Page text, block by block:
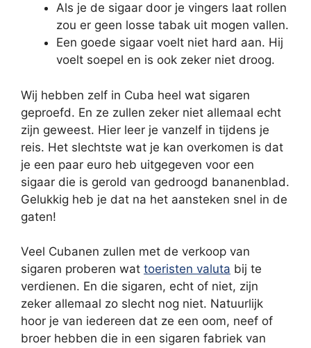
Als je de sigaar door je vingers laat rollen
zou er geen losse tabak uit mogen vallen.
Een goede sigaar voelt niet hard aan. Hij
voelt soepel en is ook zeker niet droog.
Wij hebben zelf in Cuba heel wat sigaren
geproefd. En ze zullen zeker niet allemaal echt
zijn geweest. Hier leer je vanzelf in tijdens je
reis. Het slechtste wat je kan overkomen is dat
je een paar euro heb uitgegeven voor een
sigaar die is gerold van gedroogd bananenblad.
Gelukkig heb je dat na het aansteken snel in de
gaten!
Veel Cubanen zullen met de verkoop van
sigaren proberen wat toeristen valuta bij te
verdienen. En die sigaren, echt of niet, zijn
zeker allemaal zo slecht nog niet. Natuurlijk
hoor je van iedereen dat ze een oom, neef of
broer hebben die in een sigaren fabriek van